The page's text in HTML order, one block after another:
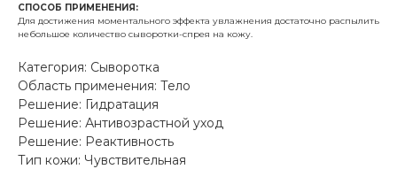
СПОСОБ ПРИМЕНЕНИЯ:
Для достижения моментального эффекта увлажнения достаточно распылить
небольшое количество сыворотки-спрея на кожу.
Категория: Сыворотка
Область применения: Тело
Решение: Гидратация
Решение: Антивозрастной уход
Решение: Реактивность
Тип кожи: Чувствительная